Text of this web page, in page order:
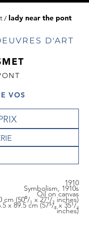
lady near the pont
D'ART
VOS
1910
Symbolism, 1910s
Oil on canvas
cm (50⁰/₁ x 27¹/₂ inches)
x 89.5 cm (57⁵/₈ x 35¹/₄
inches)